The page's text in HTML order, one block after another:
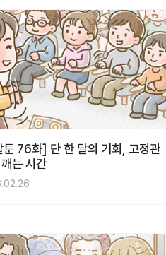
툰 76화] 단 한 달의 기회, 고정관
는 시간